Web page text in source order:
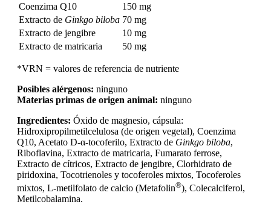
Coenzima Q10
150 mg
Extracto de Ginkgo biloba 70 mg
Extracto de jengibre
10 mg
Extracto de matricaria
50 mg
*VRN = valores de referencia de nutriente
Posibles alérgenos: ninguno
Materias primas de origen animal: ninguno
Ingredientes: Óxido de magnesio, cápsula:
Hidroxipropilmetilcelulosa (de origen vegetal), Coenzima
Q10, Acetato D-α-tocoferilo, Extracto de Ginkgo biloba,
Riboflavina, Extracto de matricaria, Fumarato ferrose,
Extracto de cítricos, Extracto de jengibre, Clorhidrato de
piridoxina, Tocotrienoles y tocoferoles mixtos, Tocoferoles
mixtos, L-metilfolato de calcio (Metafolin®), Colecalciferol,
Metilcobalamina.